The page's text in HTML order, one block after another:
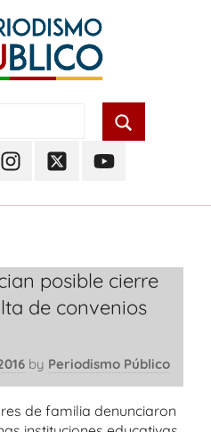
InstagramTwitterYoutube
posible cierre
de convenios
by Periodismo Público
de familia denunciaron